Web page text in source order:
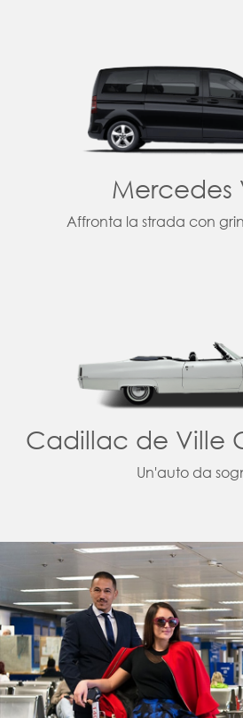
Mercedes
Affronta la strada con
Cadillac de Ville
Un'auto da